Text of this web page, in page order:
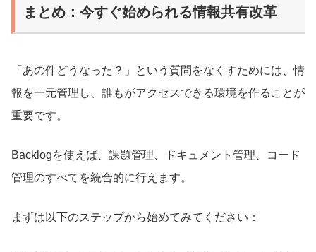
まとめ：今すぐ始められる情報共有改革
「あの件どうなった？」という質問をなくすためには、情
報を一元管理し、誰もがアクセスできる環境を作ることが
重要です。
Backlogを使えば、課題管理、ドキュメント管理、コード
管理のすべてを統合的に行えます。
まずは以下のステップから始めてみてください：